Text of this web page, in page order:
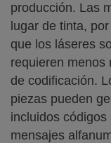
producción. Las
lugar de tinta,
que los láseres
requieren menos
de codificación.
piezas pueden
incluidos
mensajes